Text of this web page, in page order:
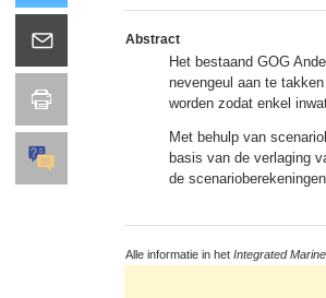
Abstract
Het bestaand GOG
nevengeul aan te
worden zodat enkel
Met behulp van
basis van de verlaging
de
Alle informatie in het Integrated